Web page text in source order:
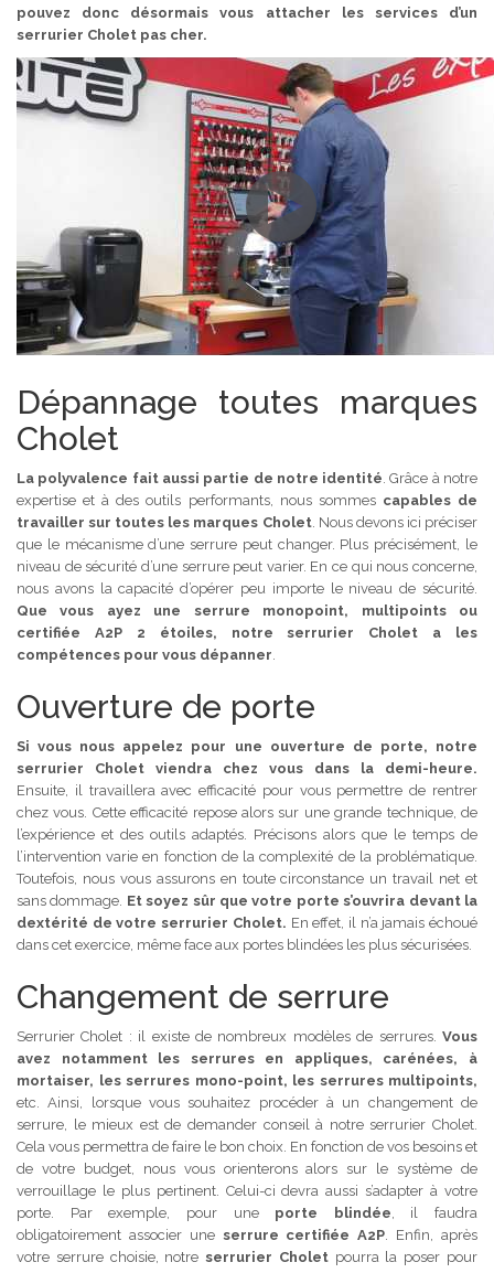
pouvez donc désormais vous attacher les services d’un
serrurier Cholet pas cher.
Dépannage toutes marques
Cholet
La polyvalence fait aussi partie de notre identité . Grâce à notre
expertise et à des outils performants, nous sommes capables de
travailler sur toutes les marques Cholet. Nous devons ici préciser
que le mécanisme d’une serrure peut changer. Plus précisément, le
niveau de sécurité d’une serrure peut varier. En ce qui nous concerne,
nous avons la capacité d’opérer peu importe le niveau de sécurité.
Que vous ayez une serrure monopoint, multipoints ou
certifiée A2P 2 étoiles, notre serrurier Cholet a les
compétences pour vous dépanner
Ouverture de porte
Si vous nous appelez pour une ouverture de porte, notre
serrurier Cholet viendra chez vous dans la demi-heure.
Ensuite, il travaillera avec efficacité pour vous permettre de rentrer
chez vous. Cette efficacité repose alors sur une grande technique, de
l’expérience et des outils adaptés. Précisons alors que le temps de
l’intervention varie en fonction de la complexité de la problématique.
Toutefois, nous vous assurons en toute circonstance un travail net et
sans dommage. Et soyez sûr que votre porte s’ouvrira devant la
dextérité de votre serrurier Cholet. En effet, il n’a jamais échoué
dans cet exercice, même face aux portes blindées les plus sécurisées.
Changement de serrure
Serrurier Cholet : il existe de nombreux modèles de serrures. Vous
avez notamment les serrures en appliques, carénées, à
mortaiser, les serrures mono-point, les serrures multipoints,
etc. Ainsi, lorsque vous souhaitez procéder à un changement de
serrure, le mieux est de demander conseil à notre serrurier Cholet.
Cela vous permettra de faire le bon choix. En fonction de vos besoins et
de votre budget, nous vous orienterons alors sur le système de
verrouillage le plus pertinent. Celui-ci devra aussi s’adapter à votre
porte. Par exemple, pour une porte blindée , il faudra
obligatoirement associer une serrure certifiée A2P . Enfin, après
votre serrure choisie, notreserrurier Choletpourra la poser pour